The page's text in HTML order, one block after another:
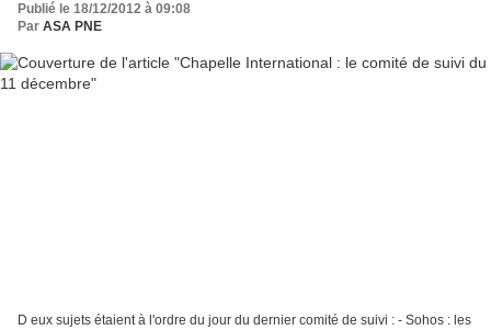
Publié le 18/12/2012 à 09:08
Par ASA PNE
D eux sujets étaient à l'ordre du jour du dernier comité de suivi : - Sohos : les